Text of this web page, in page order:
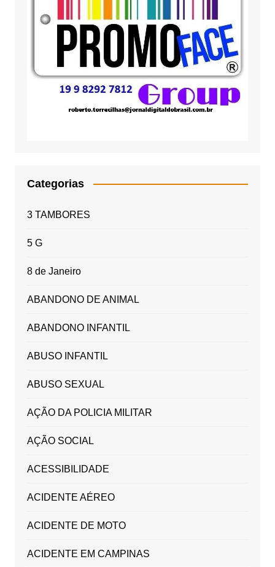
Categorias
3 TAMBORES
5 G
8 de Janeiro
ABANDONO DE ANIMAL
ABANDONO INFANTIL
ABUSO INFANTIL
ABUSO SEXUAL
AÇÃO DA POLICIA MILITAR
AÇÃO SOCIAL
ACESSIBILIDADE
ACIDENTE AÉREO
ACIDENTE DE MOTO
ACIDENTE EM CAMPINAS